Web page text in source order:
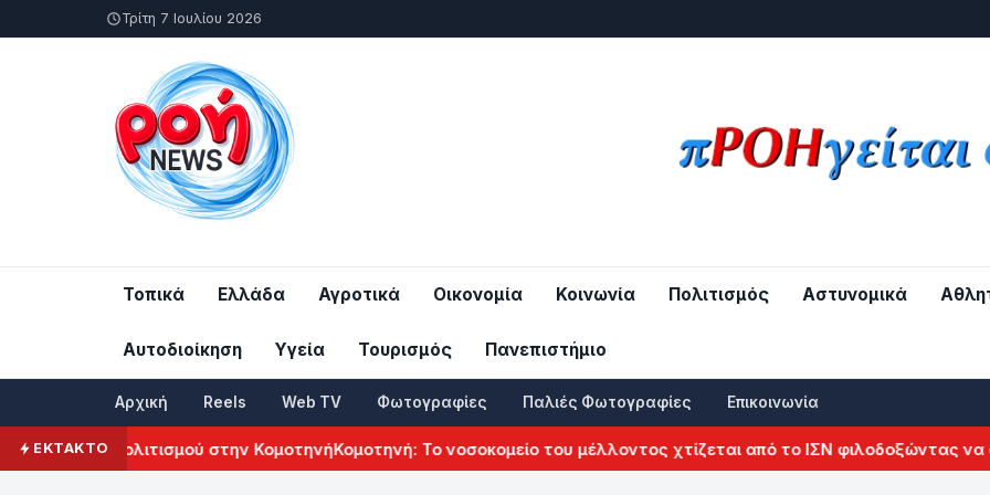
Τρίτη 7 Ιουλίου 2026
Τοπικά Ελλάδα Αγροτικά Οικονομία Κοινωνία Πολιτισμός Αστυνομικά
Αυτοδιοίκηση Υγεία Τουρισμός Πανεπιστήμιο
Αρχική Reels Web TV Φωτογραφίες Παλιές Φωτογραφίες Επικοινωνία
ΕΚΤΑΚΤΟ
Πολιτισμού στην ΚομοτηνήΚομοτηνή: Το νοσοκομείο του μέλλοντος χτίζεται από το ΙΣΝ φιλοδοξώντας να